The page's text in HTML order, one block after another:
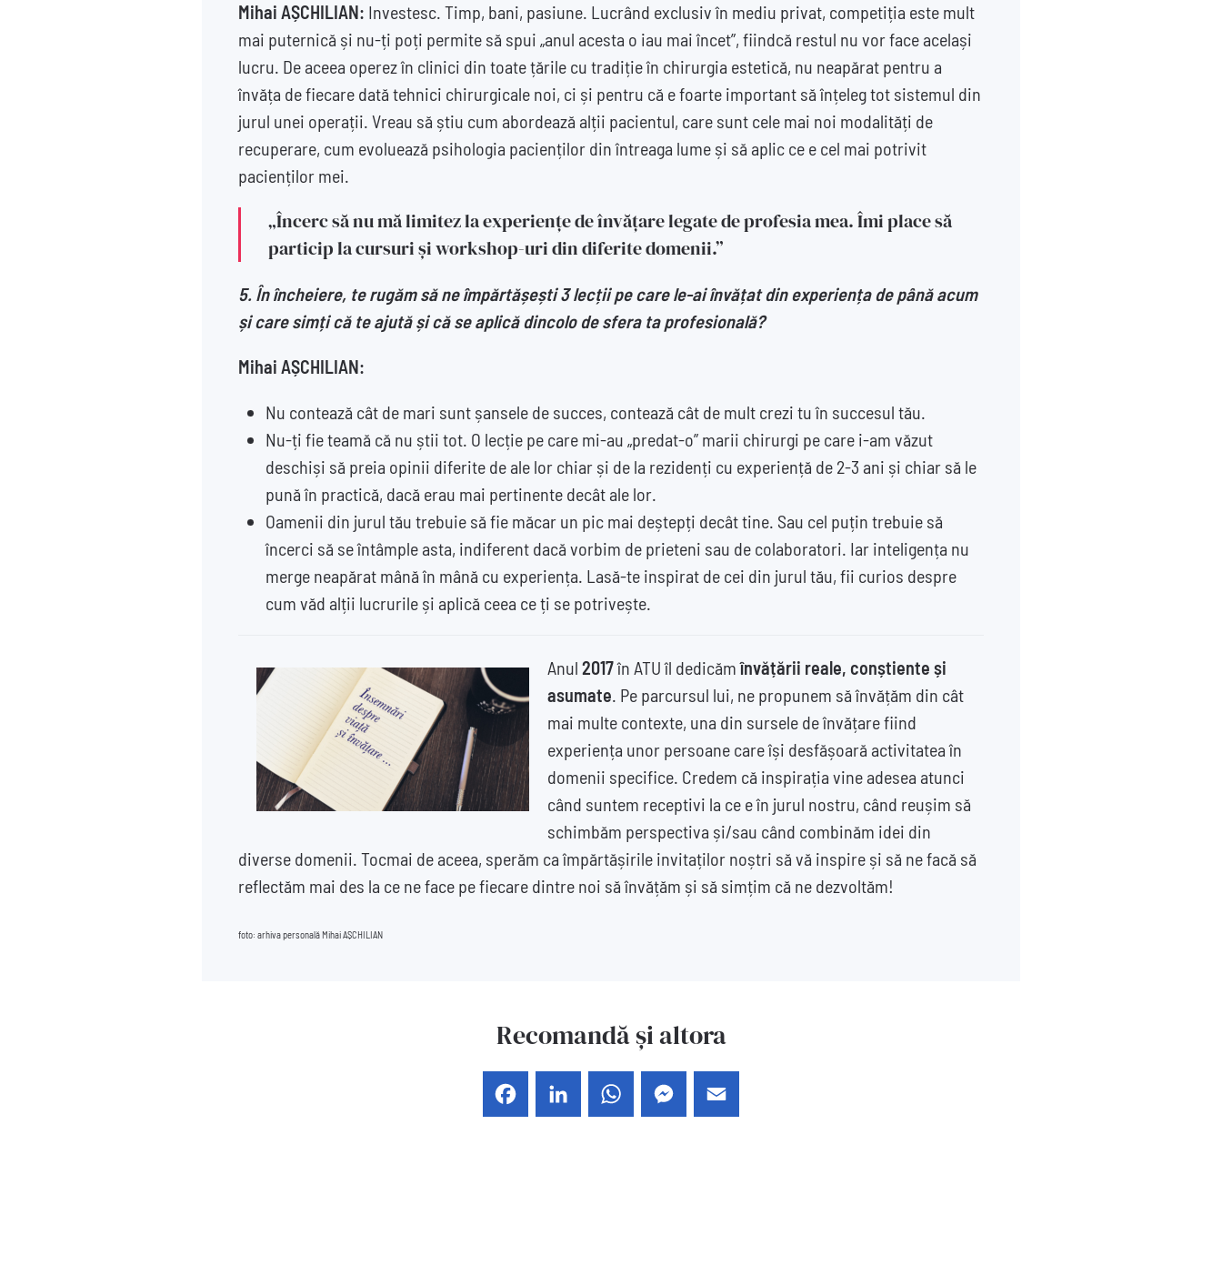
Mihai AȘCHILIAN: Investesc. Timp, bani, pasiune. Lucrând exclusiv în mediu privat, competiția este mult
mai puternică și nu-ți poți permite să spui „anul acesta o iau mai încet”, fiindcă restul nu vor face același
lucru. De aceea operez în clinici din toate țările cu tradiție în chirurgia estetică, nu neapărat pentru a
învăța de fiecare dată tehnici chirurgicale noi, ci și pentru că e foarte important să înțeleg tot sistemul din
jurul unei operații. Vreau să știu cum abordează alții pacientul, care sunt cele mai noi modalități de
recuperare, cum evoluează psihologia pacienților din întreaga lume și să aplic ce e cel mai potrivit
pacienților mei.
„Încerc să nu mă limitez la experiențe de învățare legate de profesia mea. Îmi place să
particip la cursuri și workshop-uri din diferite domenii.”
5. În încheiere, te rugăm să ne împărtășești 3 lecții pe care le-ai învățat din experiența de până acum
și care simți că te ajută și că se aplică dincolo de sfera ta profesională?
Mihai AȘCHILIAN:
Nu contează cât de mari sunt șansele de succes, contează cât de mult crezi tu în succesul tău.
Nu-ți fie teamă că nu știi tot. O lecție pe care mi-au „predat-o” marii chirurgi pe care i-am văzut
deschiși să preia opinii diferite de ale lor chiar și de la rezidenți cu experiență de 2-3 ani și chiar să le
pună în practică, dacă erau mai pertinente decât ale lor.
Oamenii din jurul tău trebuie să fie măcar un pic mai deștepți decât tine. Sau cel puțin trebuie să
încerci să se întâmple asta, indiferent dacă vorbim de prieteni sau de colaboratori. Iar inteligența nu
merge neapărat mână în mână cu experiența. Lasă-te inspirat de cei din jurul tău, fii curios despre
cum văd alții lucrurile și aplică ceea ce ți se potrivește.
Anul 2017în ATU îl dedicămînvățării reale, conștiente și
asumate. Pe parcursul lui, ne propunem să învățăm din cât
mai multe contexte, una din sursele de învățare fiind
experiența unor persoane care își desfășoară activitatea în
domenii specifice. Credem că inspirația vine adesea atunci
când suntem receptivi la ce e în jurul nostru, când reușim să
schimbăm perspectiva și/sau când combinăm idei din
diverse domenii. Tocmai de aceea, sperăm ca împărtășirile invitaților noștri să vă inspire și să ne facă să
reflectăm mai des la ce ne face pe fiecare dintre noi să învățăm și să simțim că ne dezvoltăm!
foto: arhiva personală Mihai AȘCHILIAN
Recomandă și altora
Facebook LinkedIn WhatsApp Messenger